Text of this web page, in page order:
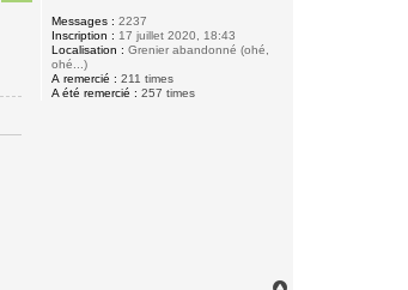
Messages : 2237
Inscription : 17 juillet 2020, 18:43
Localisation : Grenier abandonné (ohé,
ohé...)
A remercié : 211 times
A été remercié : 257 times